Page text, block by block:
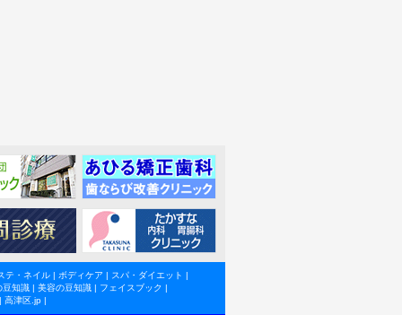
テ・ネイル| ボディケア | スパ・ダイエット |
豆知識| 美容の豆知識| フェイスブック |
高津区.jp |